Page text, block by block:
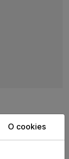
O cookies